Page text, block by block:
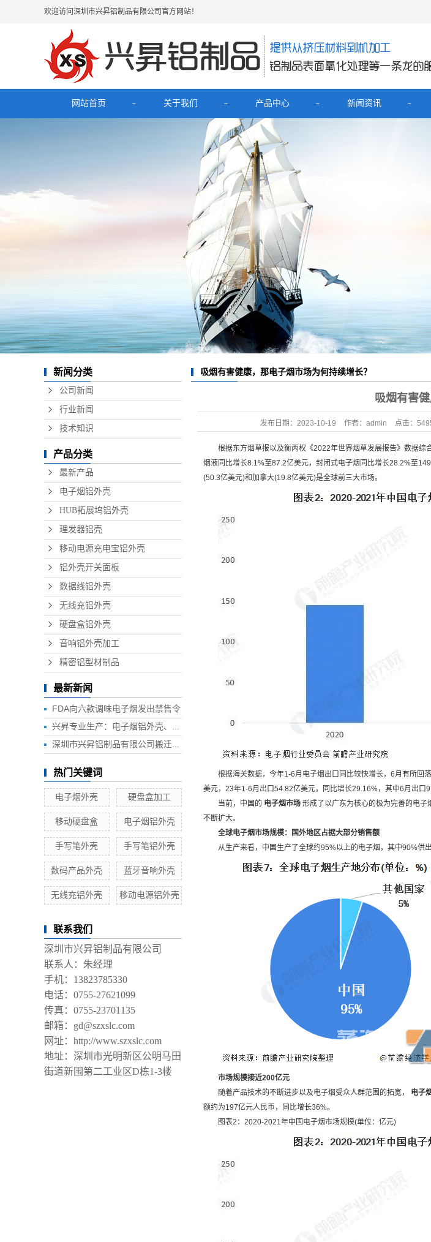
欢迎访问深圳市兴昇铝制品有限公司官方网站！
网站首页 关于我们 产品中心
最新产品
电子烟铝外壳
HUB拓展坞铝外壳
理发器铝壳
移动电源充电宝铝外壳
铝外壳开关面板
数据线铝外壳
无线充铝外壳
硬盘盒铝外壳
新闻资讯
新闻分类
公司新闻
行业新闻
技术知识
产品分类
最新产品
电子烟铝外壳
HUB拓展坞铝外壳
理发器铝壳
移动电源充电宝铝外壳
铝外壳开关面板
数据线铝外壳
无线充铝外壳
硬盘盒铝外壳
音响铝外壳加工
精密铝型材制品
最新新闻
FDA向六款调味电子烟发出禁售令
兴昇专业生产：电子烟铝外壳、电子烟外壳、HUB铝外壳、移动电源外壳、无线充铝外壳等铝制品外壳
深圳市兴昇铝制品有限公司搬迁联络函
热门关键词
电子烟外壳 硬盘盒加工
移动硬盘盒 电子烟铝外壳
手写笔外壳 手写笔铝外壳
数码产品外壳 蓝牙音响外壳
无线充铝外壳 移动电源铝外壳
联系我们
深圳市兴昇铝制品有限公司
联系人：朱经理
手机：13823785330
电话：0755-27621099
传真：0755-23701135
邮箱：gd@szxslc.com
网址：http://www.szxslc.com
地址：深圳市光明新区公明马田
街道新围第二工业区D栋1-3楼
吸烟有害健康，那电子烟市场为何持续增长？
吸烟有害
发布日期： 2023-10-19 作者： admin 点击：
根据东方烟草报以及衡丙权《2022年世界烟草发展报告》数据综
烟液同比增长8.1%至87.2亿美元，封闭式电子烟同比增长28.2%至
(50.3亿美元)和加拿大(19.8亿美元)是全球前三大市场。
根据海关数据，今年1-6月电子烟出口同比较快增长，6月有所回
美元，23年1-6月出口54.82亿美元，同比增长29.16%，其中6月出口
当前，中国的 电子烟市场 形成了以广东为核心的极为完善的电
不断扩大。
全球电子烟市场规模：国外地区占据大部分销售额
从生产来看，中国生产了全球约95%以上的电子烟，其中90%供
市场规模接近200亿元
随着产品技术的不断进步以及电子烟受众人群范围的拓宽，
电子
额约为197亿元人民币，同比增长36%。
图表2：2020-2021年中国电子烟市场规模(单位：亿元)